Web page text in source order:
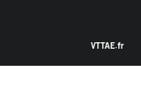
VTTAE.fr